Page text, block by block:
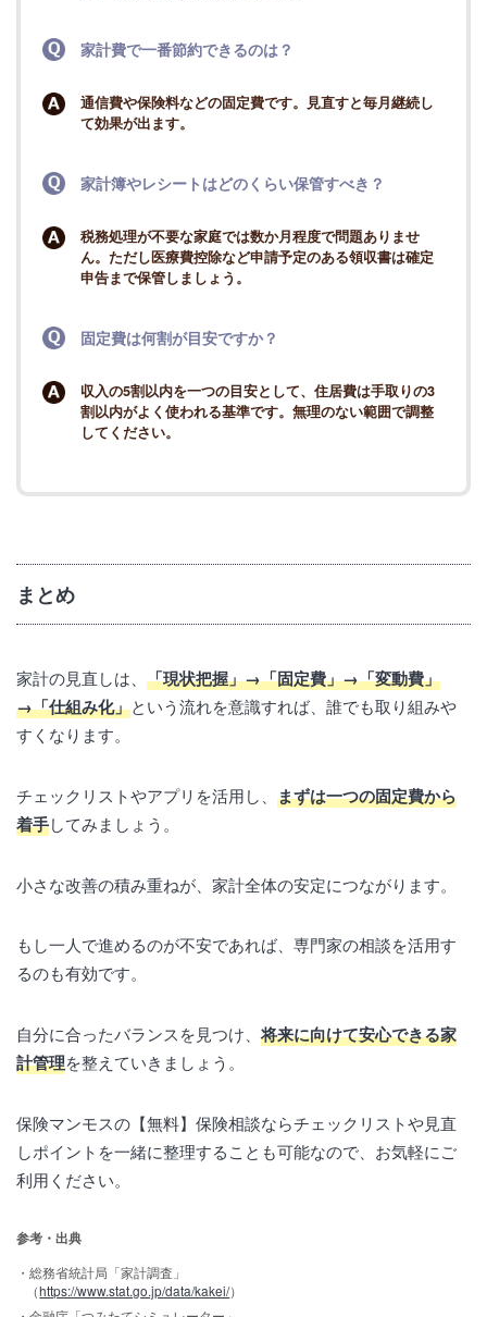
家計費で一番節約できるのは？
通信費や保険料などの固定費です。見直すと毎月継続し
て効果が出ます。
家計簿やレシートはどのくらい保管すべき？
税務処理が不要な家庭では数か月程度で問題ありませ
ん。ただし医療費控除など申請予定のある領収書は確定
申告まで保管しましょう。
固定費は何割が目安ですか？
収入の5割以内を一つの目安として、住居費は手取りの3
割以内がよく使われる基準です。無理のない範囲で調整
してください。
まとめ
家計の見直しは、 「現状把握」→「固定費」→「変動費」
→「仕組み化」という流れを意識すれば、誰でも取り組みや
すくなります。
チェックリストやアプリを活用し、 まずは一つの固定費から
着手してみましょう。
小さな改善の積み重ねが、家計全体の安定につながります。
もし一人で進めるのが不安であれば、専門家の相談を活用す
るのも有効です。
自分に合ったバランスを見つけ、将来に向けて安心できる家
計管理を整えていきましょう。
保険マンモスの【無料】保険相談ならチェックリストや見直
しポイントを一緒に整理することも可能なので、お気軽にご
利用ください。
参考・出典
・総務省統計局「家計調査」
（https://www.stat.go.jp/data/kakei/）